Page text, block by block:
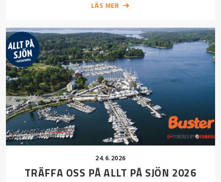
LÄS MER
24.6.2026
TRÄFFA OSS PÅ ALLT PÅ SJÖN 2026